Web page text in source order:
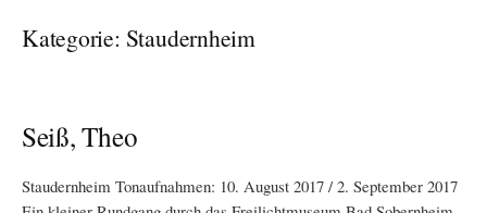
Kategorie: Staudernheim
Seiß, Theo
Staudernheim Tonaufnahmen: 10. August 2017 / 2. September 2017